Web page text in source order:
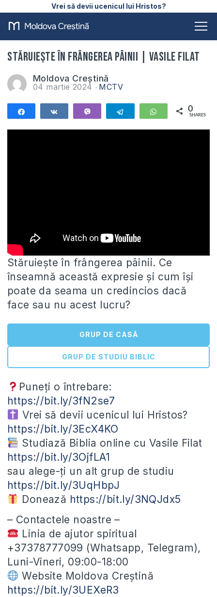
Vrei să devii ucenicul lui Hristos?
Stăruiește în frângerea pâinii | Vasile Filat
Moldova Creștină
04 martie 2024 MCTV
Telegram WhatsApp
0
SHARES
Stăruiește în frângerea pâinii. Ce
înseamnă această expresie și cum își
poate da seama un credincios dacă
face sau nu acest lucru?
GRUP DE CASĂ
GRUP DE STUDIU BIBLIC
Puneți o întrebare:
https://bit.ly/3fN2se7
Vrei să devii ucenicul lui Hristos?
https://bit.ly/3EcX4KO
Studiază Biblia online cu Vasile Filat
https://bit.ly/3OjfLA1
sau alege-ți un alt grup de studiu
https://bit.ly/3UqHbpJ
Donează https://bit.ly/3NQJdx5
– Contactele noastre –
Linia de ajutor spiritual
+37378777099 (Whatsapp, Telegram),
Luni-Vineri, 09:00-18:00
Website Moldova Creștină
https://bit.ly/3UEXeR3